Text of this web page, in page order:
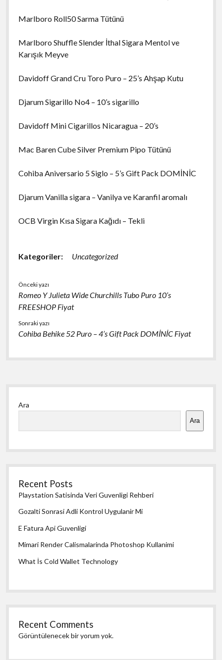
Marlboro Roll50 Sarma Tütünü
Marlboro Shuffle Slender İthal Sigara Mentol ve
Karışık Meyve
Davidoff Grand Cru Toro Puro – 25’s Ahşap Kutu
Djarum Sigarillo No4 – 10’s sigarillo
Davidoff Mini Cigarillos Nicaragua – 20’s
Mac Baren Cube Silver Premium Pipo Tütünü
Cohiba Aniversario 5 Siglo – 5’s Gift Pack DOMİNİC
Djarum Vanilla sigara – Vanilya ve Karanfil aromalı
OCB Virgin Kısa Sigara Kağıdı – Tekli
Kategoriler: Uncategorized
Önceki yazı
Romeo Y Julieta Wide Churchills Tubo Puro 10’s
FREESHOP Fiyat
Sonraki yazı
Cohiba Behike 52 Puro – 4’s Gift Pack DOMİNİC Fiyat
Yan
Menü
Ara
Ara
Recent Posts
Playstation Satisinda Veri Guvenligi Rehberi
Gozalti Sonrasi Adli Kontrol Uygulanir Mi
E Fatura Api Guvenligi
Mimari Render Calismalarinda Photoshop Kullanimi
What İs Cold Wallet Technology
Recent Comments
Görüntülenecek bir yorum yok.